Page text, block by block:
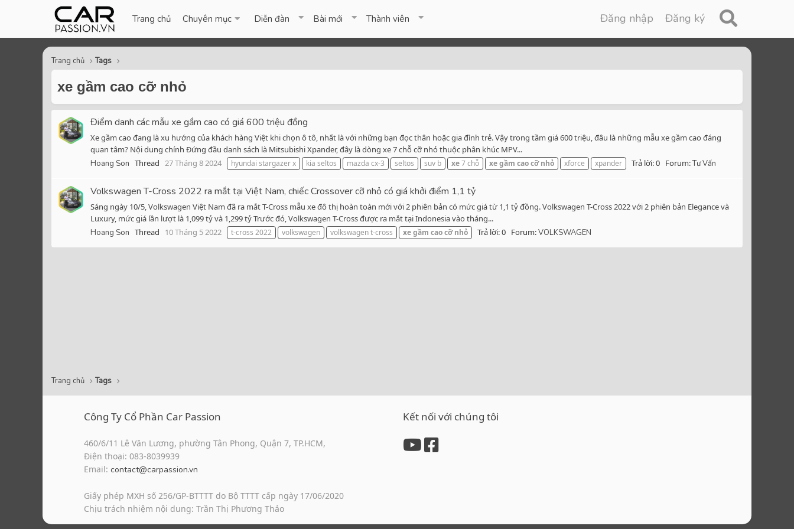
Trang chủ Chuyên mục Diễn đàn Bài mới Thành viên Đăng nhập Đăng ký
Trang chủ Tags
xe gầm cao cỡ nhỏ
Điểm danh các mẫu xe gầm cao có giá 600 triệu đồng
Xe gầm cao đang là xu hướng của khách hàng Việt khi chọn ô tô, nhất là với những bạn đọc thân hoặc gia đình trẻ. Vậy trong tầm giá 600 triệu, đâu là những mẫu xe gầm cao đáng
quan tâm? Nội dung chính Đứng đầu danh sách là Mitsubishi Xpander, đây là dòng xe 7 chỗ cỡ nhỏ thuộc phân khúc MPV...
Hoang Son Thread 27 Tháng 8 2024 hyundai stargazer x kia seltos mazda cx-3 seltos suv b xe7 chỗ xegầm caocỡ nhỏ xforce xpander Trả lời: 0 Forum:Tư Vấn
Volkswagen T-Cross 2022 ra mắt tại Việt Nam, chiếc Crossover cỡ nhỏ có giá khởi điểm 1,1 tỷ
Sáng ngày 10/5, Volkswagen Việt Nam đã ra mắt T-Cross mẫu xe đô thị hoàn toàn mới với 2 phiên bản có mức giá từ 1,1 tỷ đồng. Volkswagen T-Cross 2022 với 2 phiên bản Elegance và
Luxury, mức giá lần lượt là 1,099 tỷ và 1,299 tỷ Trước đó, Volkswagen T-Cross được ra mắt tại Indonesia vào tháng...
Hoang Son Thread 10 Tháng 5 2022 t-cross 2022 volkswagen volkswagen t-cross xegầm caocỡ nhỏ Trả lời: 0 Forum:VOLKSWAGEN
Trang chủ Tags
Công Ty Cổ Phần Car Passion
460/6/11 Lê Văn Lương, phường Tân Phong, Quận 7, TP.HCM,
Điện thoại: 083-8039939
Email: contact@carpassion.vn
Giấy phép MXH số 256/GP-BTTTT do Bộ TTTT cấp ngày 17/06/2020
Chịu trách nhiệm nội dung: Trần Thị Phương Thảo
Kết nối với chúng tôi